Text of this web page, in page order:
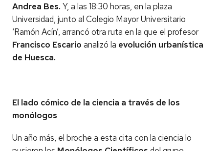
Andrea Bes. Y, a las 18:30 horas, en la plaza
Universidad, junto al Colegio Mayor Universitario
‘Ramón Acín’, arrancó otra ruta en la que el profesor
Francisco Escario analizó la evolución urbanística
de Huesca.
El lado cómico de la ciencia a través de los
monólogos
Un año más, el broche a esta cita con la ciencia lo